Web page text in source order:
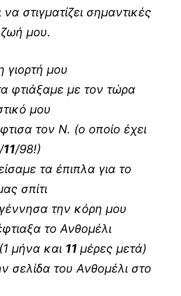
να στιγματίζει σημαντικές
μου.
γιορτή μου
φτιάξαμε με τον τώρα
μου
τον Ν. (ο οποίο έχει
/11/98!)
τα έπιπλα για το
σπίτι
την κόρη μου
το Ανθομέλι
(1 μήνα και 11 μέρες μετά)
σελίδα του Ανθομέλι στο